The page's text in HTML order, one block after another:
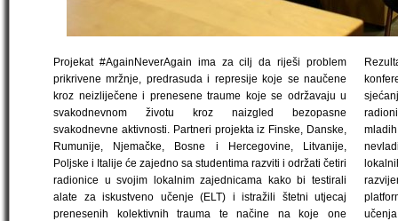
Projekat #AgainNeverAgain ima za cilj da riješi problem
prikrivene mržnje, predrasuda i represije koje se naučene
kroz neizliječene i prenesene traume koje se održavaju u
svakodnevnom životu kroz naizgled bezopasne
svakodnevne aktivnosti. Partneri projekta iz Finske, Danske,
Rumunije, Njemačke, Bosne i Hercegovine, Litvanije,
Poljske i Italije će zajedno sa studentima razviti i održati četiri
radionice u svojim lokalnim zajednicama kako bi testirali
alate za iskustveno učenje (ELT) i istražili štetni utjecaj
prenesenih kolektivnih trauma te načine na koje one